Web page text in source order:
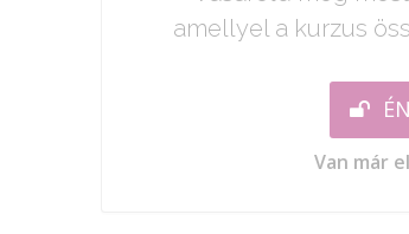
amellyel a kurzus
Van már